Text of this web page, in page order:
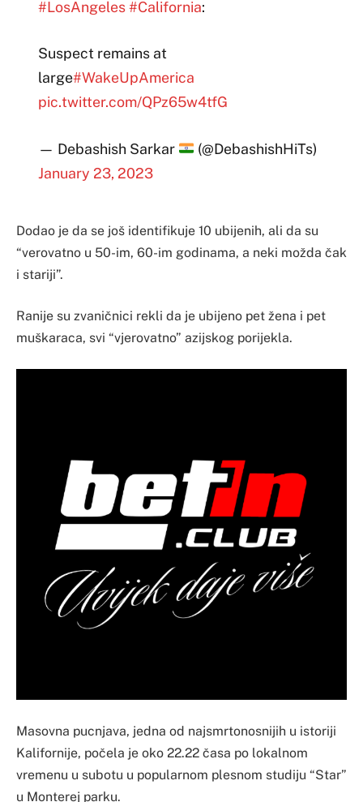
#LosAngeles #California:
Suspect remains at
large#WakeUpAmerica
pic.twitter.com/QPz65w4tfG
— Debashish Sarkar
(@DebashishHiTs)
January 23, 2023
Dodao je da se još identifikuje 10 ubijenih, ali da su
“verovatno u 50-im, 60-im godinama, a neki možda čak
i stariji”.
Ranije su zvaničnici rekli da je ubijeno pet žena i pet
muškaraca, svi “vjerovatno” azijskog porijekla.
Masovna pucnjava, jedna od najsmrtonosnijih u istoriji
Kalifornije, počela je oko 22.22 časa po lokalnom
vremenu u subotu u popularnom plesnom studiju “Star”
u Monterej parku.